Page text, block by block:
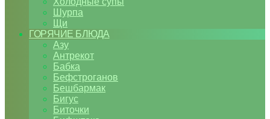
Шурпа
Щи
ГОРЯЧИЕ БЛЮДА
Азу
Антрекот
Бабка
Бефстроганов
Бешбармак
Бигус
Биточки